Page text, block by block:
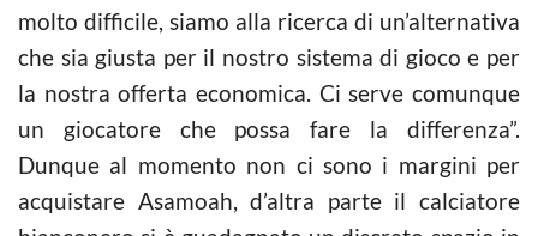
molto difficile, siamo alla ricerca di un’alternativa
che sia giusta per il nostro sistema di gioco e per
la nostra offerta economica. Ci serve comunque
un giocatore che possa fare la differenza”.
Dunque al momento non ci sono i margini per
acquistare Asamoah, d’altra parte il calciatore